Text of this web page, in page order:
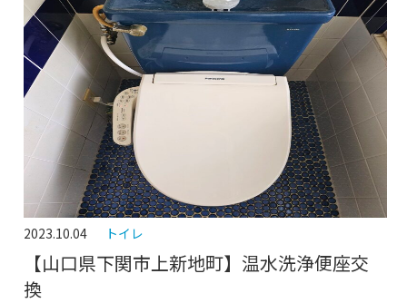
2023.10.04 トイレ
【山口県下関市上新地町】温水洗浄便座交
換